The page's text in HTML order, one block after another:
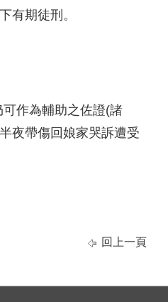
有期徒刑。
作為輔助之佐證(諸
夜帶傷回娘家哭訴遭受
回上一頁